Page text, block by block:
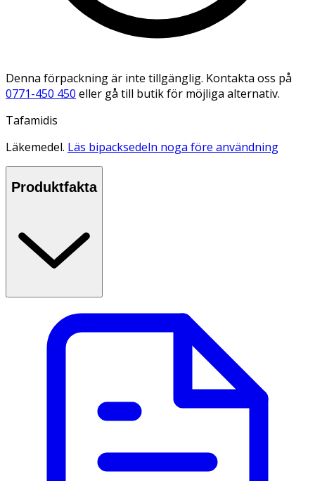
Denna förpackning är inte tillgänglig. Kontakta oss på
0771-450 450 eller gå till butik för möjliga alternativ.
Tafamidis
Läkemedel. Läs bipacksedeln noga före användning
Produktfakta